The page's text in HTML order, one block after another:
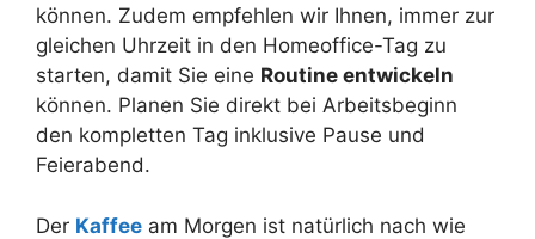
können. Zudem empfehlen wir Ihnen, immer zur
gleichen Uhrzeit in den Homeoffice-Tag zu
starten, damit Sie eine Routine entwickeln
können. Planen Sie direkt bei Arbeitsbeginn
den kompletten Tag inklusive Pause und
Feierabend.
Der Kaffee am Morgen ist natürlich nach wie